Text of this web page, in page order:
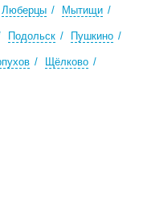
Люберцы Мытищи
Подольск Пушкино
Щёлково